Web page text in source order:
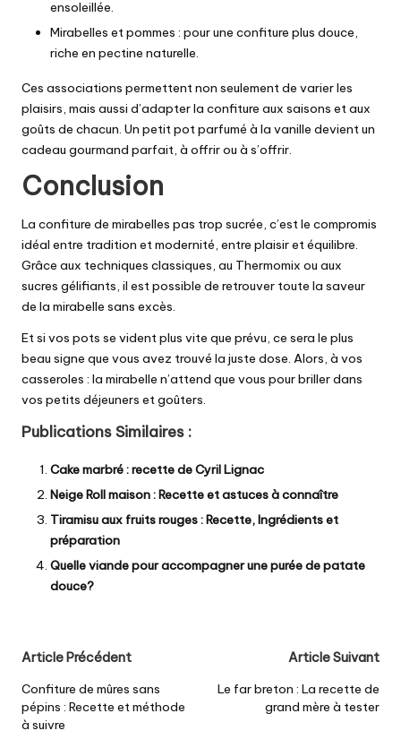
ensoleillée.
Mirabelles et pommes : pour une confiture plus douce,
riche en pectine naturelle.
Ces associations permettent non seulement de varier les
plaisirs, mais aussi d’adapter la confiture aux saisons et aux
goûts de chacun. Un petit pot parfumé à la vanille devient un
cadeau gourmand parfait, à offrir ou à s’offrir.
Conclusion
La confiture de mirabelles pas trop sucrée, c’est le compromis
idéal entre tradition et modernité, entre plaisir et équilibre.
Grâce aux techniques classiques, au Thermomix ou aux
sucres gélifiants, il est possible de retrouver toute la saveur
de la mirabelle sans excès.
Et si vos pots se vident plus vite que prévu, ce sera le plus
beau signe que vous avez trouvé la juste dose. Alors, à vos
casseroles : la mirabelle n’attend que vous pour briller dans
vos petits déjeuners et goûters.
Publications Similaires :
Cake marbré : recette de Cyril Lignac
Neige Roll maison : Recette et astuces à connaître
Tiramisu aux fruits rouges : Recette, Ingrédients et
préparation
Quelle viande pour accompagner une purée de patate
douce?
Post
navigation
Article Précédent
Confiture de mûres sans
pépins : Recette et méthode
à suivre
Article Suivant
Le far breton : La recette de
grand mère à tester